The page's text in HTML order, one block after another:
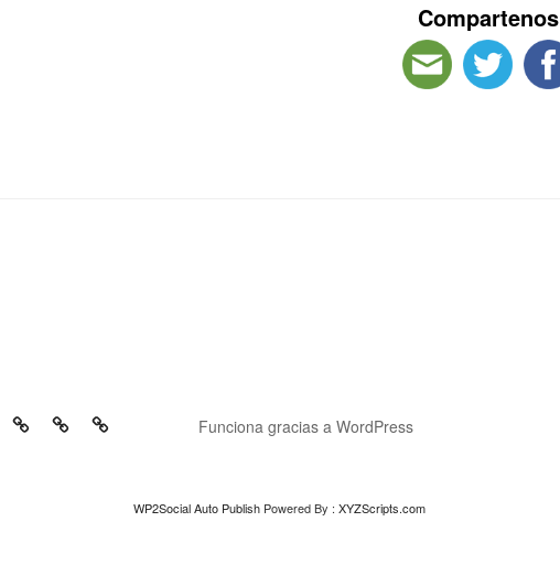
Compartenos
Funciona gracias a WordPress
WP2Social Auto PublishPowered By : XYZScripts.com